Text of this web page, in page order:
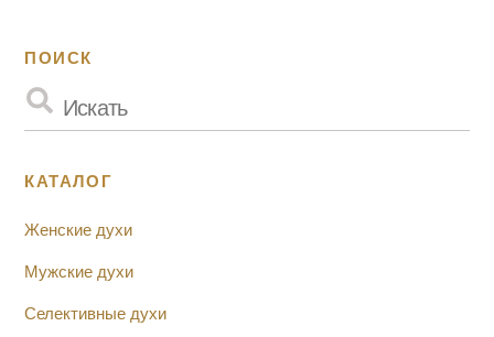
ПОИСК
КАТАЛОГ
Женские духи
Мужские духи
Селективные духи